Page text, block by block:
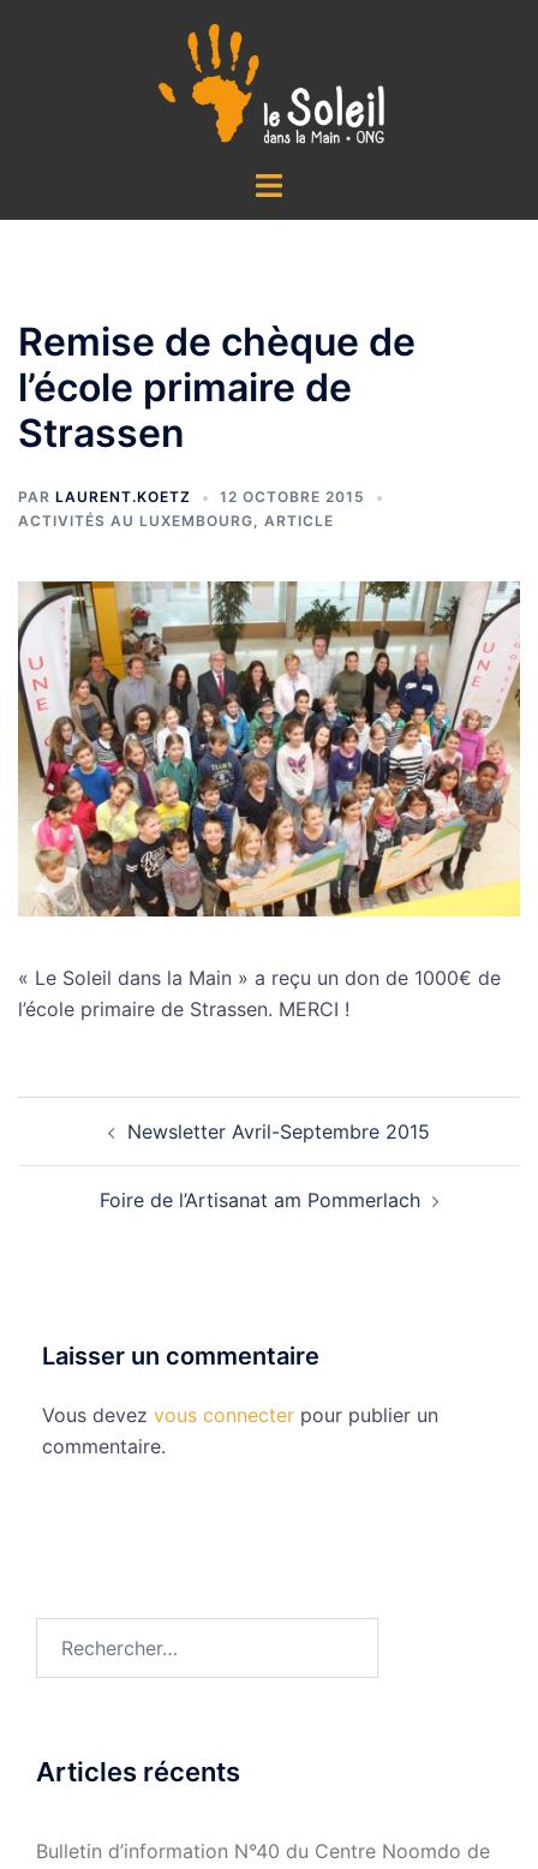
Ouvrir/fermer
Remise de chèque de
l’école primaire de
Strassen
PAR LAURENT.KOETZ
12 OCTOBRE 2015
ACTIVITÉS AU LUXEMBOURG, ARTICLE
« Le Soleil dans la Main » a reçu un don de 1000€ de
l’école primaire de Strassen. MERCI !
d’article Newsletter Avril-Septembre 2015
Foire de l’Artisanat am Pommerlach
Laisser un commentaire
Vous devez vous connecter pour publier un
commentaire.
Articles récents
Bulletin d’information N°40 du Centre Noomdo de